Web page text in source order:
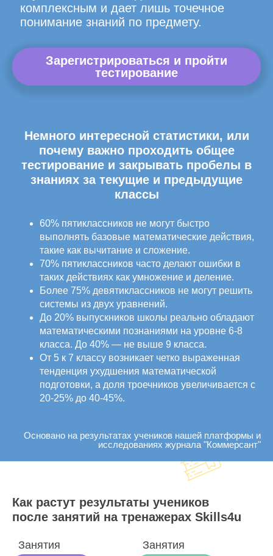
комплексным и дает лишь точечное
понимание знаний по предмету.
Зарегистрироваться и пройти
тестирование
Немного интересной статистики, или
почему важно проходить общее
тестирование и закрывать пробелы в
знаниях за текущие и предыдущие
классы
60% пятиклассников не могут быстро
выполнять базовые математические действия,
такие как вычитание и сложение.
70% пятиклассников часто делают ошибки в
таких действиях как умножение и деление.
Более 75% девятиклассников не могут решить
системы из двух уравнений.
До 20% выпускников школы реально обладают
математическими познаниями на уровне 6-8
класса. До 40% — не выше 9 класса.
От 5 к 7 классу возникает четко выраженная
тенденция ухудшения математической
подготовки, а доля троечников увеличивается с
20-25% до 40-45%.
Основано на результатах учеников нашей платформы и
исследованиях журнала "Коммерсант"
Как растут результаты учеников
после занятий на тренажерах Skills4u
Занятия
Занятия